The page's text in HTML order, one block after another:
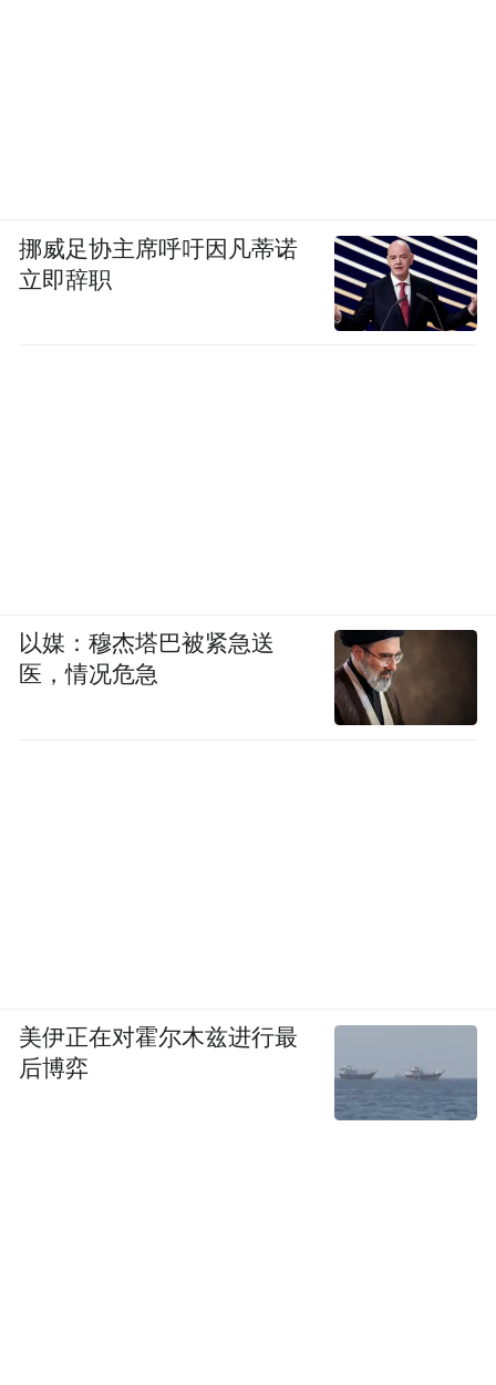
挪威足协主席呼吁因凡蒂诺
立即辞职
以媒：穆杰塔巴被紧急送
医，情况危急
美伊正在对霍尔木兹进行最
后博弈